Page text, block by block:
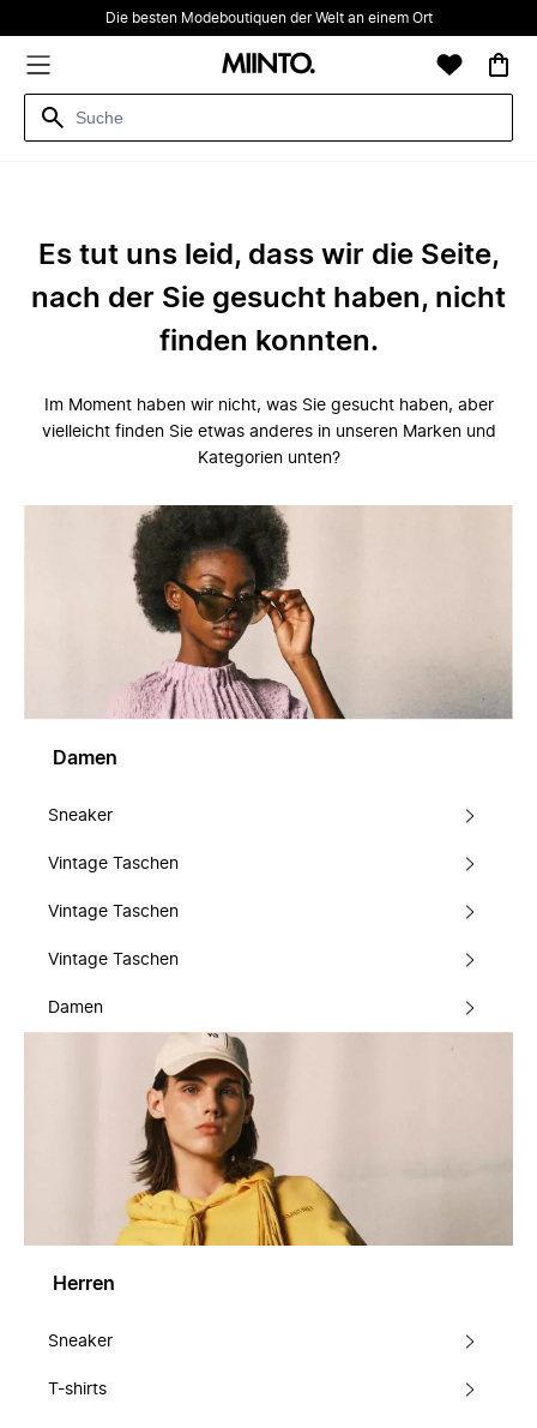
Die besten Modeboutiquen der Welt an einem Ort
Es tut uns leid, dass wir die Seite,
nach der Sie gesucht haben, nicht
finden konnten.
Im Moment haben wir nicht, was Sie gesucht haben, aber
vielleicht finden Sie etwas anderes in unseren Marken und
Kategorien unten?
Damen
Sneaker
Vintage Taschen
Vintage Taschen
Vintage Taschen
Damen
Herren
Sneaker
T-shirts